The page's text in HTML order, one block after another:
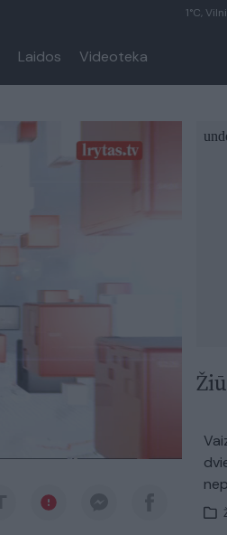
1°C,
Laidos Videoteka